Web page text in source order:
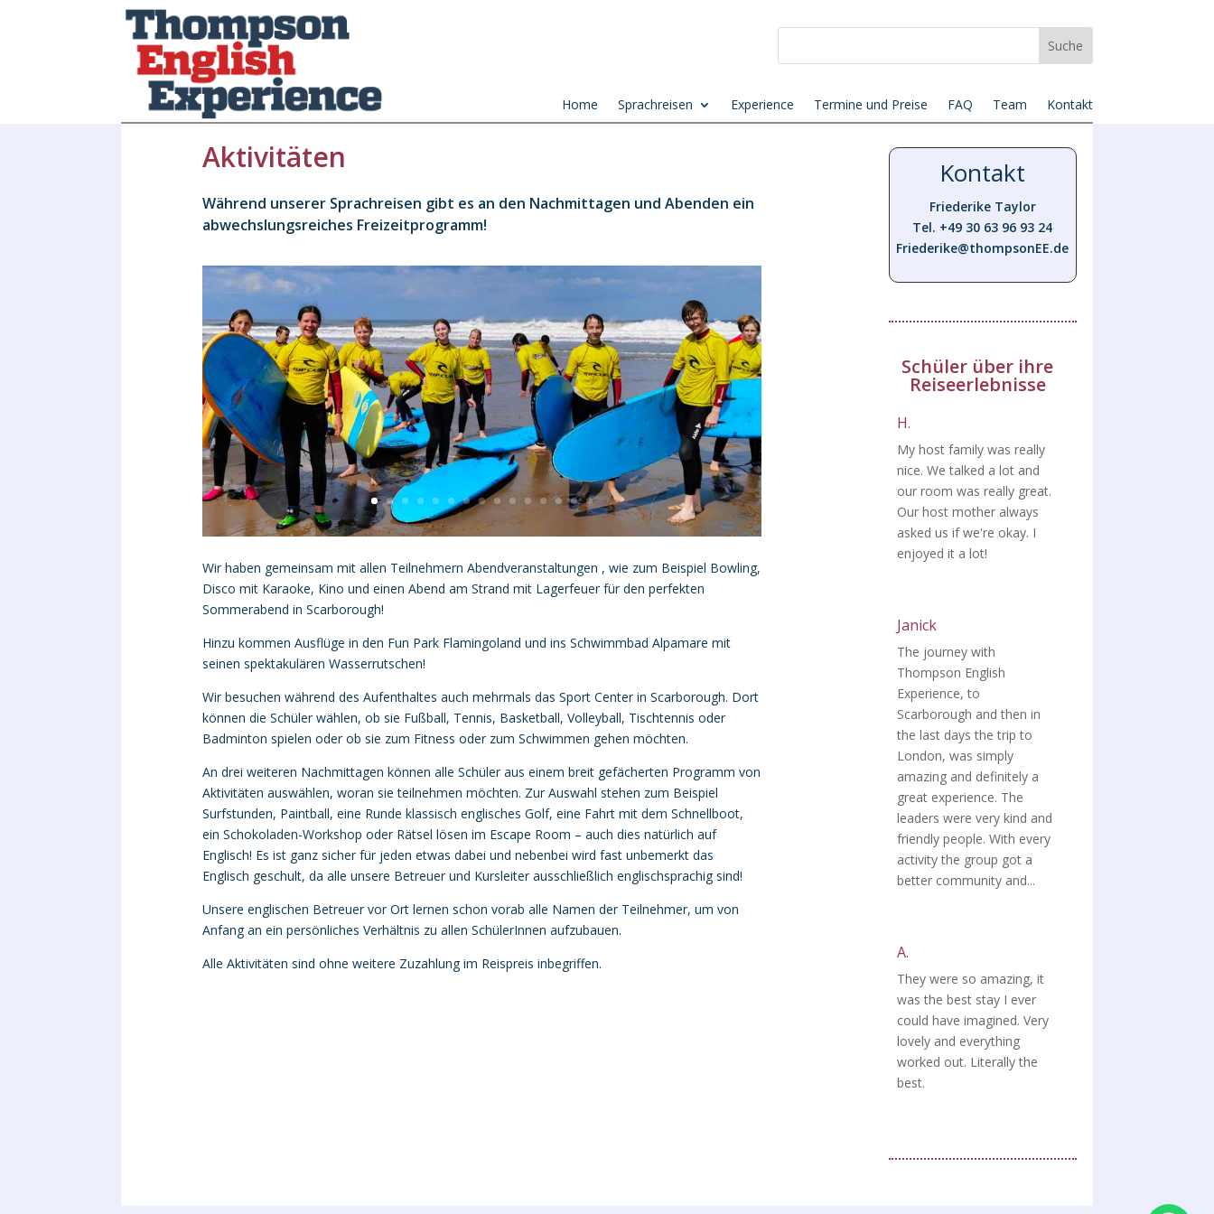
Home Sprachreisen Experience Termine und Preise FAQ Team Kontakt
Aktivitäten
Während unserer Sprachreisen gibt es an den Nachmittagen und Abenden ein
abwechslungsreiches Freizeitprogramm!
Wir haben gemeinsam mit allen Teilnehmern Abendveranstaltungen , wie zum Beispiel Bowling,
Disco mit Karaoke, Kino und einen Abend am Strand mit Lagerfeuer für den perfekten
Sommerabend in Scarborough!
Hinzu kommen Ausflüge in den Fun Park Flamingoland und ins Schwimmbad Alpamare mit
seinen spektakulären Wasserrutschen!
Wir besuchen während des Aufenthaltes auch mehrmals das Sport Center in Scarborough. Dort
können die Schüler wählen, ob sie Fußball, Tennis, Basketball, Volleyball, Tischtennis oder
Badminton spielen oder ob sie zum Fitness oder zum Schwimmen gehen möchten.
An drei weiteren Nachmittagen können alle Schüler aus einem breit gefächerten Programm von
Aktivitäten auswählen, woran sie teilnehmen möchten. Zur Auswahl stehen zum Beispiel
Surfstunden, Paintball, eine Runde klassisch englisches Golf, eine Fahrt mit dem Schnellboot,
ein Schokoladen-Workshop oder Rätsel lösen im Escape Room – auch dies natürlich auf
Englisch! Es ist ganz sicher für jeden etwas dabei und nebenbei wird fast unbemerkt das
Englisch geschult, da alle unsere Betreuer und Kursleiter ausschließlich englischsprachig sind!
Unsere englischen Betreuer vor Ort lernen schon vorab alle Namen der Teilnehmer, um von
Anfang an ein persönliches Verhältnis zu allen SchülerInnen aufzubauen.
Alle Aktivitäten sind ohne weitere Zuzahlung im Reispreis inbegriffen.
Kontakt
Friederike Taylor
Tel. +49 30 63 96 93 24
Friederike@thompsonEE.de
Schüler über ihre
Reiseerlebnisse
H.
My host family was really
nice. We talked a lot and
our room was really great.
Our host mother always
asked us if we're okay. I
enjoyed it a lot!
Janick
The journey with
Thompson English
Experience, to
Scarborough and then in
the last days the trip to
London, was simply
amazing and definitely a
great experience. The
leaders were very kind and
friendly people. With every
activity the group got a
better community and...
A.
They were so amazing, it
was the best stay I ever
could have imagined. Very
lovely and everything
worked out. Literally the
best.